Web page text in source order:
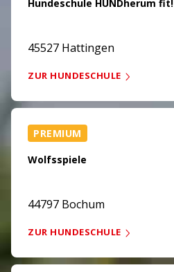
Hundeschule HUNDherum fit!
45527 Hattingen
ZUR HUNDESCHULE
PREMIUM
Wolfsspiele
44797 Bochum
ZUR HUNDESCHULE